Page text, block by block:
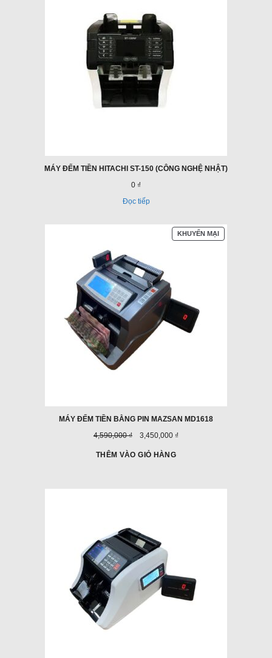
MÁY ĐẾM TIỀN HITACHI ST-150 (CÔNG NGHỆ NHẬT)
0 ₫
Đọc tiếp
KHUYẾN MẠISẢN
PHẨM
MÁY ĐẾM TIỀN BẰNG PIN MAZSAN MD1618
Giá
trước
4,590,000 ₫
Giá
3,450,000 ₫
THÊM VÀO GIỎ HÀNG